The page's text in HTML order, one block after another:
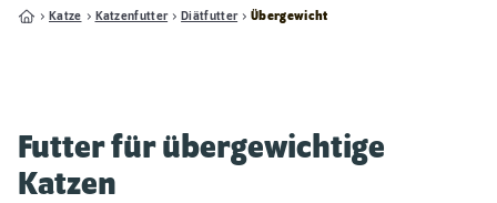
Katze Katzenfutter Diätfutter Übergewicht
Futter für übergewichtige
Katzen